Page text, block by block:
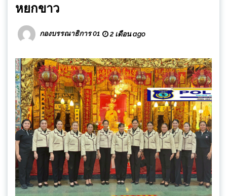
หยกขาว
กองบรรณาธิการ 01 2 เดือน ago